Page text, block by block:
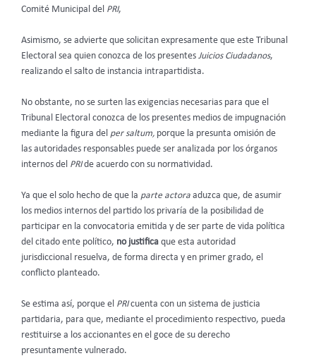
Comité Municipal del PRI,
Asimismo, se advierte que solicitan expresamente que este Tribunal
Electoral sea quien conozca de los presentes Juicios Ciudadanos,
realizando el salto de instancia intrapartidista.
No obstante, no se surten las exigencias necesarias para que el
Tribunal Electoral conozca de los presentes medios de impugnación
mediante la figura del per saltum, porque la presunta omisión de
las autoridades responsables puede ser analizada por los órganos
internos del PRIde acuerdo con su normatividad.
Ya que el solo hecho de que la parte actora aduzca que, de asumir
los medios internos del partido los privaría de la posibilidad de
participar en la convocatoria emitida y de ser parte de vida política
del citado ente político, no justifica que esta autoridad
jurisdiccional resuelva, de forma directa y en primer grado, el
conflicto planteado.
Se estima así, porque el PRIcuenta con un sistema de justicia
partidaria, para que, mediante el procedimiento respectivo, pueda
restituirse a los accionantes en el goce de su derecho
presuntamente vulnerado.